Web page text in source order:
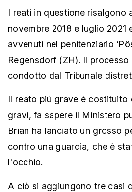
I reati in questione risalgono
novembre 2018 e luglio 2021
avvenuti nel penitenziario
Regensdorf (ZH). Il processo
condotto dal Tribunale
Il reato più grave è costituito
gravi, fa sapere il Ministero
Brian ha lanciato un grosso
contro una guardia, che è
l'occhio.
A ciò si aggiungono tre casi